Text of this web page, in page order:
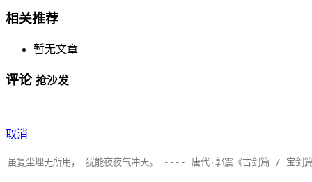
相关推荐
暂无文章
评论 抢沙发
取消